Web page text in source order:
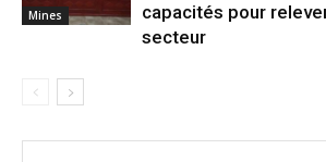
Mines
capacités pour
secteur